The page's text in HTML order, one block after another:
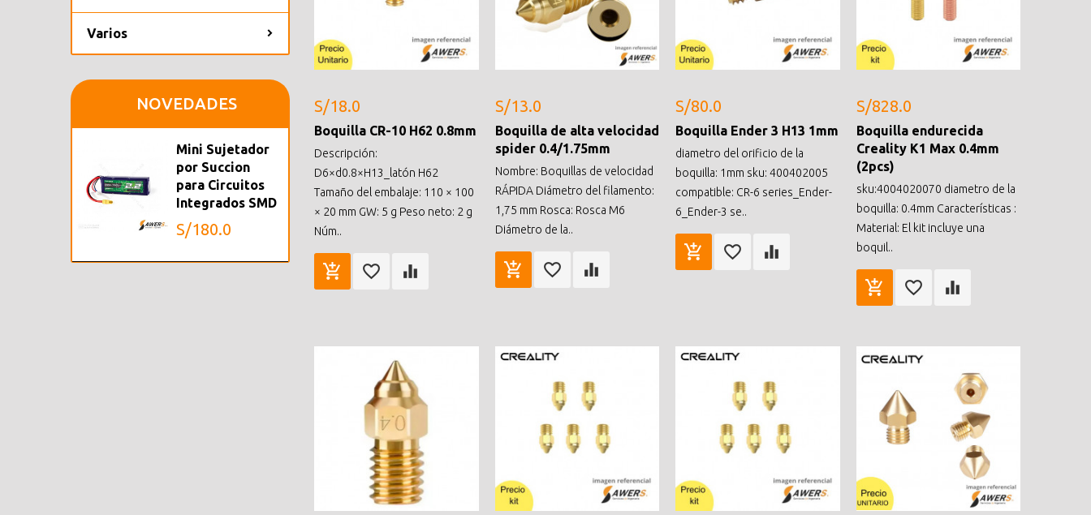
Varios
NOVEDADES
Mini Sujetador
por Succion
para Circuitos
Integrados SMD
S/180.0
S/18.0
Boquilla CR-10 H62 0.8mm
Descripción:
D6×d0.8×H13_latón H62
Tamaño del embalaje: 110 × 100
× 20 mm GW: 5 g Peso neto: 2 g
Núm..
S/13.0
Boquilla de alta velocidad
spider 0.4/1.75mm
Nombre: Boquillas de velocidad
RÁPIDA Diámetro del filamento:
1,75 mm Rosca: Rosca M6
Diámetro de la..
S/80.0
Boquilla Ender 3 H13 1mm
diametro del orificio de la
boquilla: 1mm sku: 400402005
compatible: CR-6 series_Ender-
6_Ender-3 se..
S/828.0
Boquilla endurecida
Creality K1 Max 0.4mm
(2pcs)
sku:4004020070 diametro de la
boquilla: 0.4mm Características :
Material: El kit incluye una
boquil..